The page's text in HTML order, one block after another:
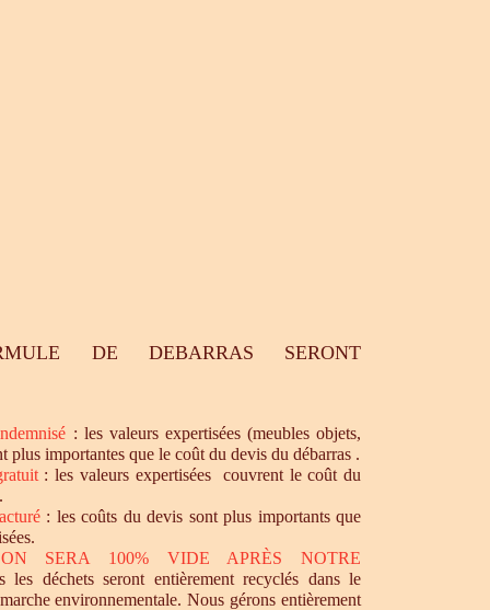
DE DEBARRAS SERONT
: les valeurs expertisées (meubles objets,
plus importantes que le coût du devis du débarras .
: les valeurs expertisées couvrent le coût du
: les coûts du devis sont plus importants que
SERA 100% VIDE APRÈS NOTRE
les déchets seront entièrement recyclés dans le
environnementale. Nous gérons entièrement